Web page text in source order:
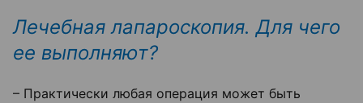
Лечебная лапароскопия. Для чего
ее выполняют?
– Практически любая операция может быть